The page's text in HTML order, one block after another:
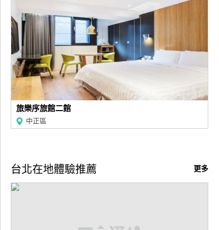
房
請
款
收
據
合
作
提
飯
店
合
旅樂序旅館二館
中正區
更多
台北在地體驗推薦